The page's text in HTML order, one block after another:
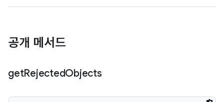
공개 메서드
getRejectedObjects